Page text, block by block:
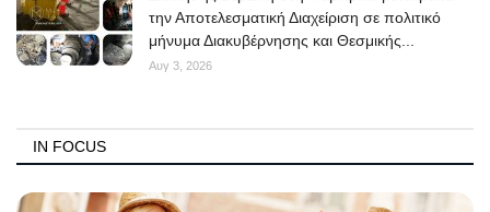
την Αποτελεσματική Διαχείριση σε πολιτικό
μήνυμα Διακυβέρνησης και Θεσμικής...
Αυγ 3, 2026
IN FOCUS